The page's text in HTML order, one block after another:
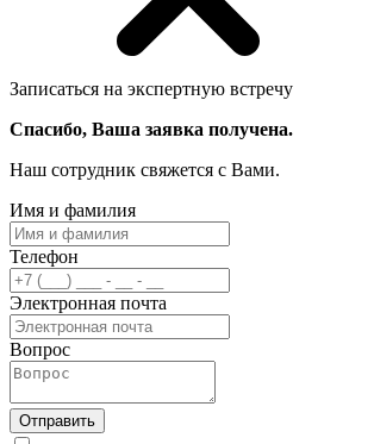
Записаться на экспертную встречу
Спасибо, Ваша заявка получена.
Наш сотрудник свяжется с Вами.
Имя и фамилия
Телефон
Электронная почта
Вопрос
Отправить